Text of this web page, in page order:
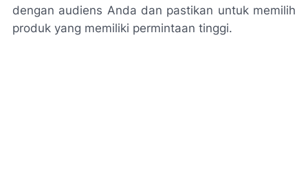
dengan audiens Anda dan pastikan untuk memilih
produk yang memiliki permintaan tinggi.